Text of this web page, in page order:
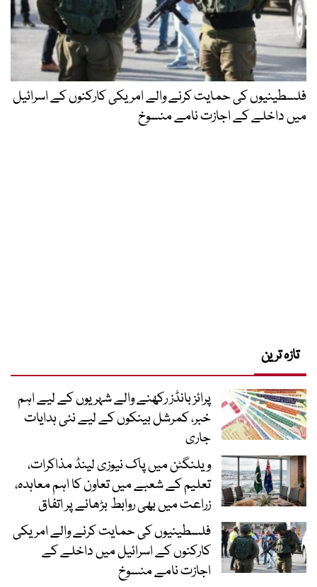
فلسطینیوں کی حمایت کرنے والے امریکی کارکنوں کے اسرائیل
میں داخلے کے اجازت نامے منسوخ
تازہ ترین
پرائز بانڈز رکھنے والے شہریوں کے لیے اہم
خبر، کمرشل بینکوں کے لیے نئی ہدایات
جاری
ویلنگٹن میں پاک نیوزی لینڈ مذاکرات،
تعلیم کے شعبے میں تعاون کا اہم معاہدہ،
زراعت میں بھی روابط بڑھانے پر اتفاق
فلسطینیوں کی حمایت کرنے والے امریکی
کارکنوں کے اسرائیل میں داخلے کے
اجازت نامے منسوخ